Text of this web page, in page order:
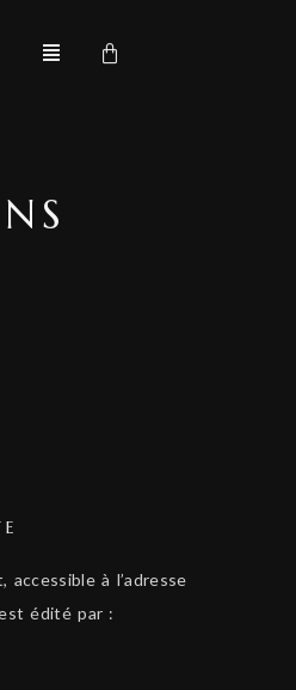
à l’adresse
édité par :